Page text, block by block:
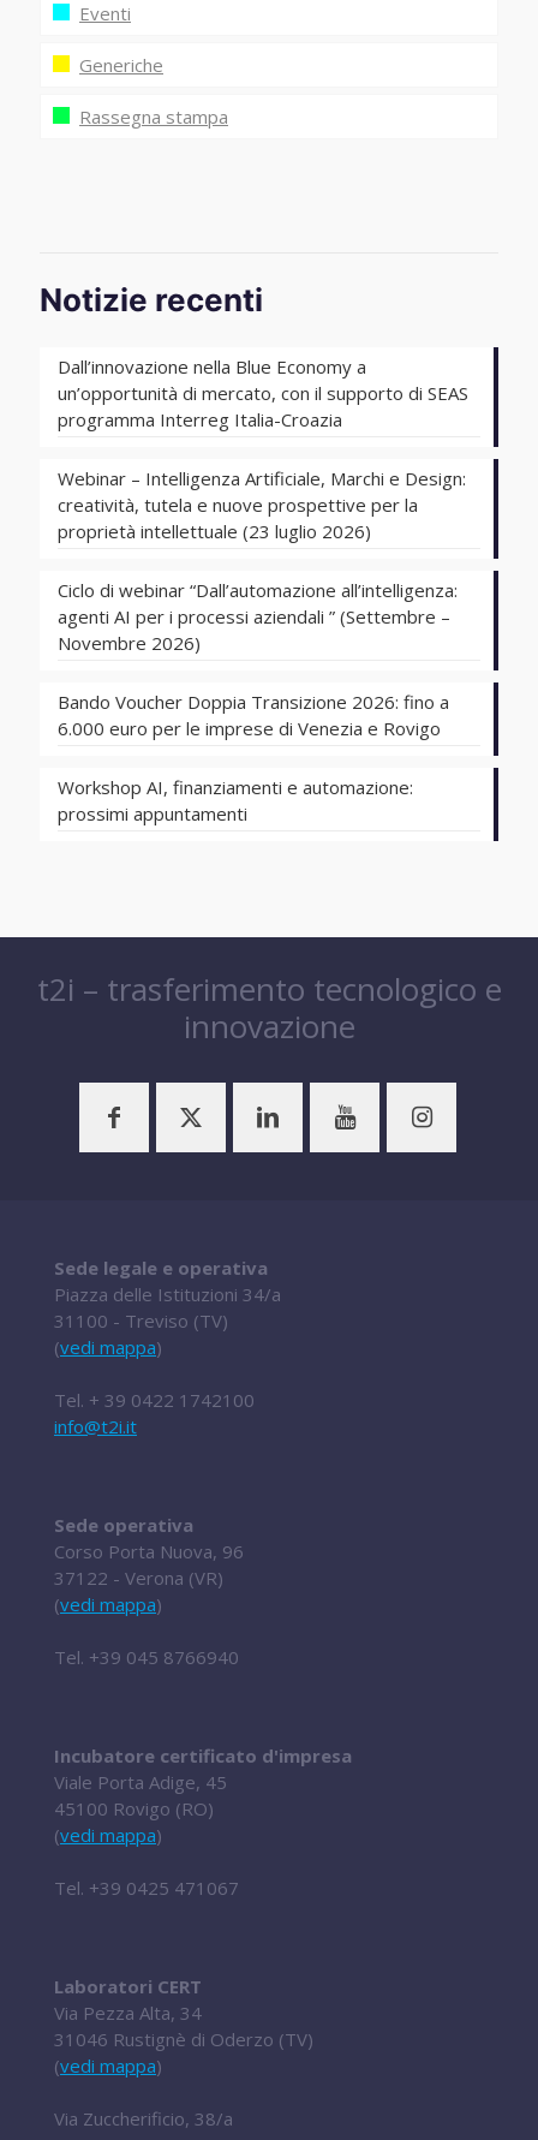
Eventi
Generiche
Rassegna stampa
Notizie recenti
Dall’innovazione nella Blue Economy a
un’opportunità di mercato, con il supporto di SEAS
programma Interreg Italia-Croazia
Webinar – Intelligenza Artificiale, Marchi e Design:
creatività, tutela e nuove prospettive per la
proprietà intellettuale (23 luglio 2026)
Ciclo di webinar “Dall’automazione all’intelligenza:
agenti AI per i processi aziendali ” (Settembre –
Novembre 2026)
Bando Voucher Doppia Transizione 2026: fino a
6.000 euro per le imprese di Venezia e Rovigo
Workshop AI, finanziamenti e automazione:
prossimi appuntamenti
t2i – trasferimento tecnologico e
innovazione
Sede legale e operativa
Piazza delle Istituzioni 34/a
31100 - Treviso (TV)
(vedi mappa)
Tel. + 39 0422 1742100
info@t2i.it
Sede operativa
Corso Porta Nuova, 96
37122 - Verona (VR)
(vedi mappa)
Tel. +39 045 8766940
Incubatore certificato d'impresa
Viale Porta Adige, 45
45100 Rovigo (RO)
(vedi mappa)
Tel. +39 0425 471067
Laboratori CERT
Via Pezza Alta, 34
31046 Rustignè di Oderzo (TV)
(vedi mappa)
Via Zuccherificio, 38/a